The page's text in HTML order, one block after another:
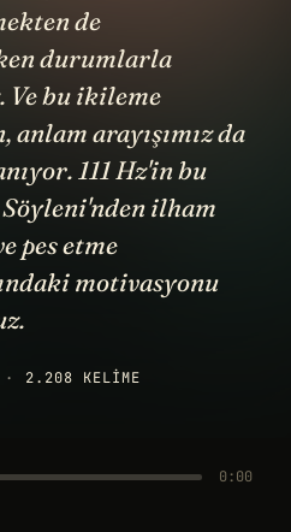
de
durumlarla
bu ikileme
arayışımız da
111 Hz'in bu
ilham
pes etme
motivasyonu
· 2.208 KELIME
0:00